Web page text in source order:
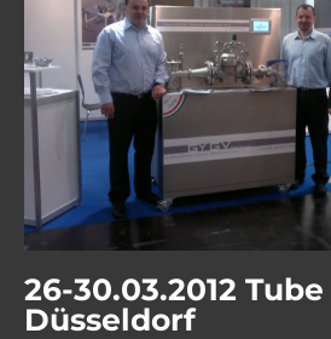
26-30.03.2012
Düsseldorf